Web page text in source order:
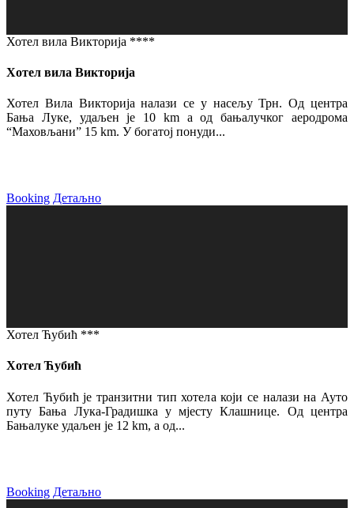
Хотел вила Викторија ****
Хотел вила Викторија
Хотел Вила Викторија налази се у насељу Трн. Од центра
Бања Луке, удаљен је 10 km а од бањалучког аеродрома
“Маховљани” 15 km. У богатој понуди...
Booking Детаљно
Хотел Ћубић ***
Хотел Ћубић
Хотел Ћубић је транзитни тип хотела који се налази на Ауто
путу Бања Лука-Градишка у мјесту Клашнице. Од центра
Бањалуке удаљен је 12 km, а од...
Booking Детаљно